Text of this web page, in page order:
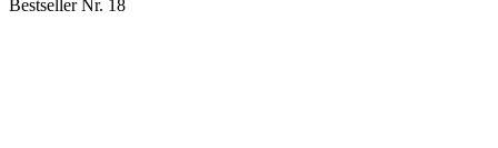
Bestseller Nr. 18